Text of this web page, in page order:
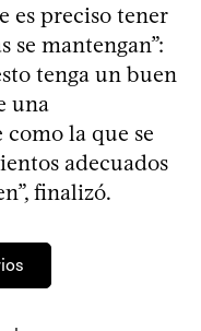
es preciso tener
se mantengan”:
tenga un buen
una
la que se
adecuados
finalizó.